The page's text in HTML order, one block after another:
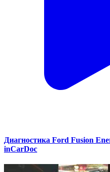
Диагностика Ford Fusion
inCarDoc